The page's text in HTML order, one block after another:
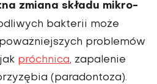
zmiana składu mikro­
bakterii może
problemów
próchnica, zapalenie
(paradontoza).